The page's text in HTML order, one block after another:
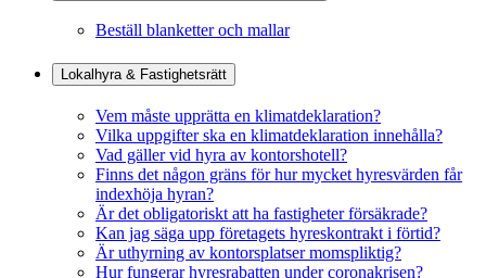
Beställ blanketter och mallar
Lokalhyra & Fastighetsrätt
Vem måste upprätta en klimatdeklaration?
Vilka uppgifter ska en klimatdeklaration innehålla?
Vad gäller vid hyra av kontorshotell?
Finns det någon gräns för hur mycket hyresvärden får
indexhöja hyran?
Är det obligatoriskt att ha fastigheter försäkrade?
Kan jag säga upp företagets hyreskontrakt i förtid?
Är uthyrning av kontorsplatser momspliktig?
Hur fungerar hyresrabatten under coronakrisen?